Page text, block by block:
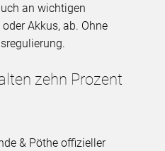
an wichtigen
Akkus, ab. Ohne
zehn Prozent
& Pöthe offizieller